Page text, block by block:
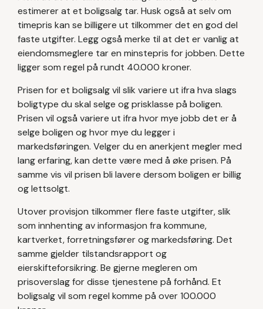
estimerer at et boligsalg tar. Husk også at selv om
timepris kan se billigere ut tilkommer det en god del
faste utgifter. Legg også merke til at det er vanlig at
eiendomsmeglere tar en minstepris for jobben. Dette
ligger som regel på rundt 40.000 kroner.
Prisen for et boligsalg vil slik variere ut ifra hva slags
boligtype du skal selge og prisklasse på boligen.
Prisen vil også variere ut ifra hvor mye jobb det er å
selge boligen og hvor mye du legger i
markedsføringen. Velger du en anerkjent megler med
lang erfaring, kan dette være med å øke prisen. På
samme vis vil prisen bli lavere dersom boligen er billig
og lettsolgt.
Utover provisjon tilkommer flere faste utgifter, slik
som innhenting av informasjon fra kommune,
kartverket, forretningsfører og markedsføring. Det
samme gjelder tilstandsrapport og
eierskifteforsikring. Be gjerne megleren om
prisoverslag for disse tjenestene på forhånd. Et
boligsalg vil som regel komme på over 100.000